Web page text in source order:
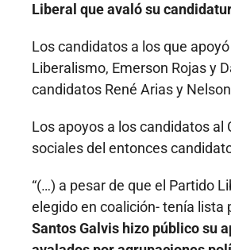
Liberal que avaló su
Los candidatos a los que
Liberalismo, Emerson Rojas y
candidatos René Arias y
Los apoyos a los candidatos
sociales del entonces
“(…) a pesar de que el Partido
elegido en coalición- tenía lista
Santos Galvis hizo público su